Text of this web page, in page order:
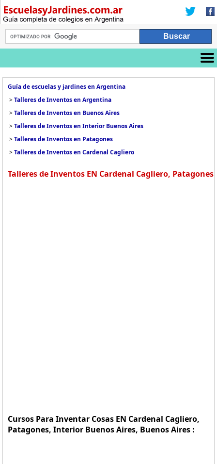
Guía de escuelas y jardines en Argentina
>Talleres de Inventos en Argentina
>Talleres de Inventos en Buenos Aires
>Talleres de Inventos en Interior Buenos Aires
>Talleres de Inventos en Patagones
>Talleres de Inventos en Cardenal Cagliero
Talleres de Inventos EN Cardenal Cagliero, Patagones
Cursos Para Inventar Cosas EN Cardenal Cagliero,
Patagones, Interior Buenos Aires, Buenos Aires :